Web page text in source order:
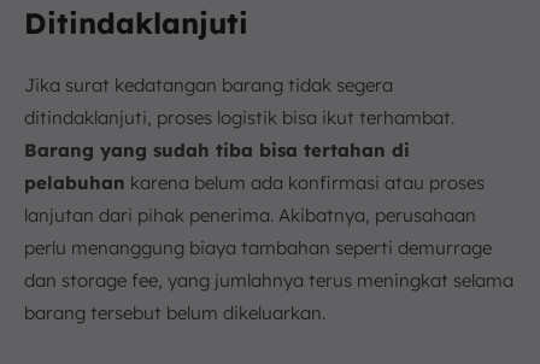
Ditindaklanjuti
Jika surat kedatangan barang tidak segera
ditindaklanjuti, proses logistik bisa ikut terhambat.
Barang yang sudah tiba bisa tertahan di
pelabuhan karena belum ada konfirmasi atau proses
lanjutan dari pihak penerima. Akibatnya, perusahaan
perlu menanggung biaya tambahan seperti demurrage
dan storage fee, yang jumlahnya terus meningkat selama
barang tersebut belum dikeluarkan.